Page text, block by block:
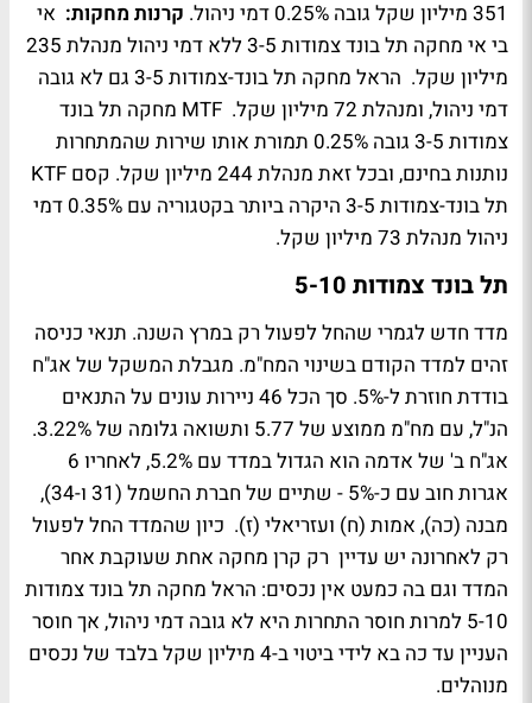
351 מיליון שקל גובה 0.25% דמי ניהול. קרנות מחקות: אי
בי אי מחקה תל בונד צמודות 3-5 ללא דמי ניהול מנהלת 235
מיליון שקל. הראל מחקה תל בונד-צמודות 3-5 גם לא גובה
דמי ניהול, ומנהלת 72 מיליון שקל. MTF מחקה תל בונד
צמודות 3-5 גובה 0.25% תמורת אותו שירות שהמתחרות
נותנות בחינם, ובכל זאת מנהלת 244 מיליון שקל. קסם KTF
תל בונד-צמודות 3-5 היקרה ביותר בקטגוריה עם 0.35% דמי
ניהול מנהלת 73 מיליון שקל.
תל בונד צמודות 5-10
מדד חדש לגמרי שהחל לפעול רק במרץ השנה. תנאי כניסה
זהים למדד הקודם בשינוי המח"מ. מגבלת המשקל של אג"ח
בודדת חוזרת ל-5%. סך הכל 46 ניירות עונים על התנאים
הנ"ל, עם מח"מ ממוצע של 5.77 ותשואה גלומה של 3.22%.
אג"ח ב' של אדמה הוא הגדול במדד עם 5.2%, לאחריו 6
אגרות חוב עם כ-5% - שתיים של חברת החשמל (31 ו-34),
מבנה (כה), אמות (ח) ועזריאלי (ז). כיון שהמדד החל לפעול
רק לאחרונה יש עדיין רק קרן מחקה אחת שעוקבת אחר
המדד וגם בה כמעט אין נכסים: הראל מחקה תל בונד צמודות
5-10 למרות חוסר התחרות היא לא גובה דמי ניהול, אך חוסר
העניין עד כה בא לידי ביטוי ב-4 מיליון שקל בלבד של נכסים
מנוהלים.